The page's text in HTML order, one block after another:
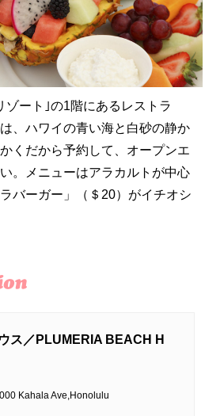
ゾート｣の1階にあるレストラ
、ハワイの青い海と白砂の静か
くだから予約して、オープンエ
。メニューはアラカルトが中心
バーガー」（＄20）がイチオシ
ス／PLUMERIA BEACH H
Kahala Ave,Honolulu